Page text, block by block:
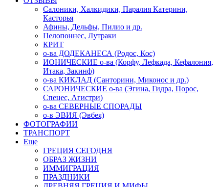
Салоники, Халкидики, Паралия Катерини,
Касторья
Афины, Дельфы, Пилио и др.
Пелопоннес, Лутраки
КРИТ
о-ва ДОДЕКАНЕСА (Родос, Кос)
ИОНИЧЕСКИЕ о-ва (Корфу, Лефкада, Кефалония,
Итака, Закинф)
о-ва КИКЛАД (Санторини, Миконос и др.)
САРОНИЧЕСКИЕ о-ва (Эгина, Гидра, Порос,
Спецес, Агистри)
о-ва СЕВЕРНЫЕ СПОРАДЫ
о-в ЭВИЯ (Эвбея)
ФОТОГРАФИИ
ТРАНСПОРТ
Еще
ГРЕЦИЯ СЕГОДНЯ
ОБРАЗ ЖИЗНИ
ИММИГРАЦИЯ
ПРАЗДНИКИ